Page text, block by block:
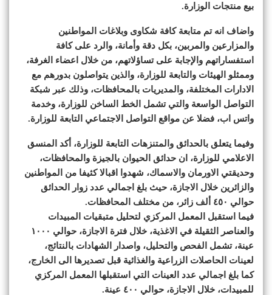
بيع منتجات الوزارة.
واضاف انه تم متابعة كافة شكاوى وبلاغات المواطنين
والمزارعين والمربين، بكل دقة وأمانة، والرد على كافة
استفساراتهم والإجابة على تساؤلاتهم، من خلال اعضاء الغرفة،
وممثلو الهيئات والتابعة للوزارة، والذين يتواصلون بدورهم مع
الادارات المختلفة، والمديريات بالمحافظات، وذلك عبر شبكة
التواصل الواسعة والتي تشمل الخط الساخن للوزارة، وخدمة
واتس اب، فضلا عن مواقع التواصل الاجتماعي التابعة للوزارة.
وفيما يتعلق بالحدائق والمتنزهات التابعة للوزارة، أكد المنسق
الاعلامي للوزارة، ان حدائق الحيوان بالجيزة والمحافظات،
وحديقتي الاورمان والاسماك، شهدوا اقبالا كثيفا من المواطنين
والزائرين خلال الاجازة، حيث بلغ اجمالي عدد زوار الحدائق
حوالي ٤٥٠ ألف زائر، من مختلف المحافظات.
فيما استقبل المعمل المركزي لتحليل متبقيات المبيدات
والعناصر الثقيلة في الاغذية، خلال فترة الاجازة، حوالي ١٠٠٠
عينة، تشمل الفحص والتحليل، واصدار الشهادات بالنتائج،
لعينات الحاصلات الزراعية والغذائية قبل تصديرها الى الخارج،
كما بلغ اجمالي عدد العينات التي استقبلها المعمل المركزي
للمبيدات، خلال الاجازة، حوالي ٤٠٠ عينة.